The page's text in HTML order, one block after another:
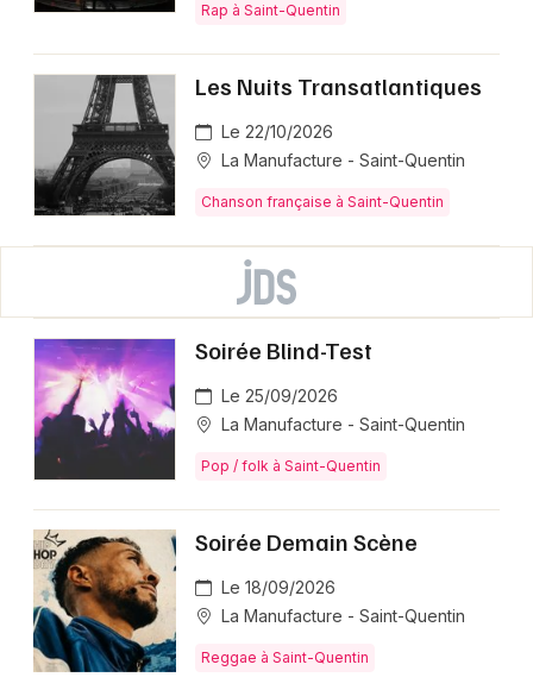
Rap à Saint-Quentin
Les Nuits Transatlantiques
Le 22/10/2026
La Manufacture - Saint-Quentin
Chanson française à Saint-Quentin
Soirée Blind-Test
Le 25/09/2026
La Manufacture - Saint-Quentin
Pop / folk à Saint-Quentin
Soirée Demain Scène
Le 18/09/2026
La Manufacture - Saint-Quentin
Reggae à Saint-Quentin